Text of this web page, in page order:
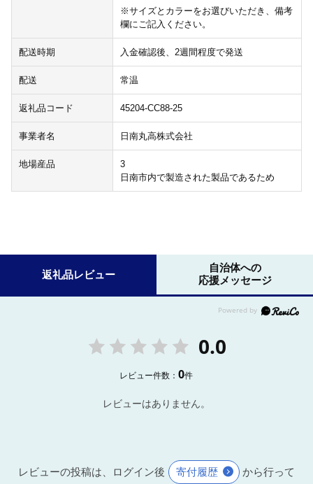
※サイズとカラーをお選びいただき、備考
欄にご記入ください。
配送時期 入金確認後、2週間程度で発送
配送 常温
返礼品コード 45204-CC88-25
事業者名 日南丸高株式会社
地場産品
3
日南市内で製造された製品であるため
返礼品レビュー
自治体への
応援メッセージ
0.0
レビュー件数：0件
レビューはありません。
レビューの投稿は、ログイン後 寄付履歴
から行って